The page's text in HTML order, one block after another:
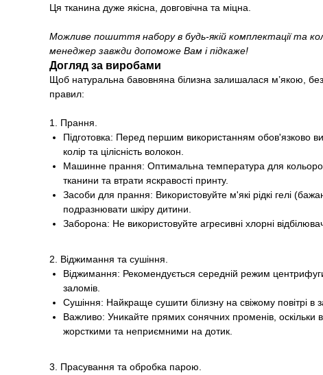
Ця тканина дуже якісна, довговічна та міцна.
Можливе пошиття набору в будь-якій комплектації та
менеджер завжди допоможе Вам і підкаже!
Догляд за виробами
Щоб натуральна бавовняна білизна залишалася м’якою,
правил:
1. Прання.
Підготовка: Перед першим використанням обов'язково
колір та цілісність волокон.
Машинне прання: Оптимальна температура для
тканини та втрати яскравості принту.
Засоби для прання: Використовуйте м'які рідкі гелі
подразнювати шкіру дитини.
Заборона: Не використовуйте агресивні хлорні
2. Віджимання та сушіння.
Віджимання: Рекомендується середній режим
заломів.
Сушіння: Найкраще сушити білизну на свіжому повітрі в
Важливо: Уникайте прямих сонячних променів,
жорсткими та неприємними на дотик.
3. Прасування та обробка парою.